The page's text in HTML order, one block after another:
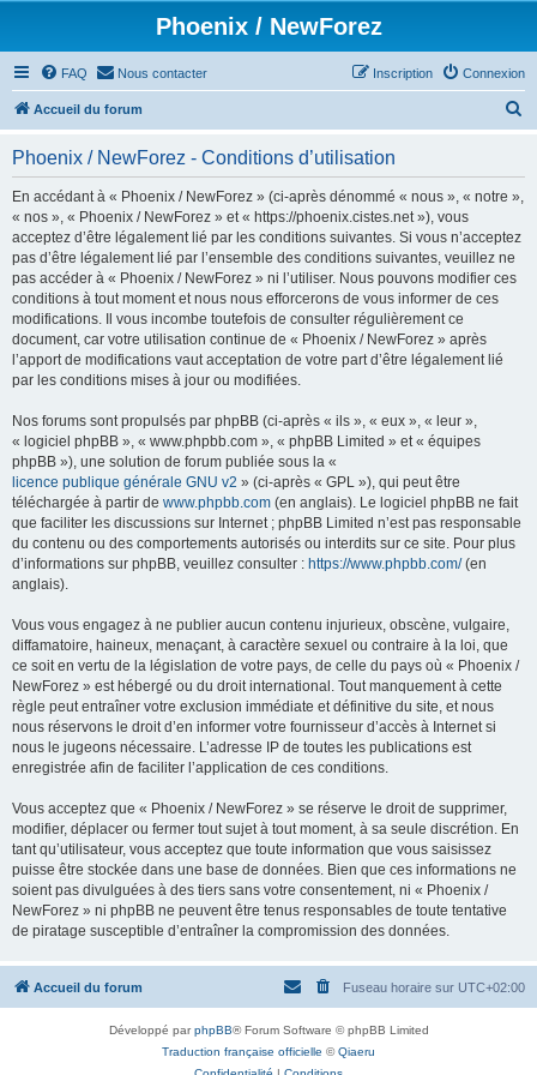
Phoenix / NewForez
FAQ Nous contacter Connexion
Inscription
Accueil du forum
Phoenix / NewForez - Conditions d’utilisation
En accédant à « Phoenix / NewForez » (ci-après dénommé « nous », « notre »,
« nos », « Phoenix / NewForez » et « https://phoenix.cistes.net »), vous
acceptez d’être légalement lié par les conditions suivantes. Si vous n’acceptez
pas d’être légalement lié par l’ensemble des conditions suivantes, veuillez ne
pas accéder à « Phoenix / NewForez » ni l’utiliser. Nous pouvons modifier ces
conditions à tout moment et nous nous efforcerons de vous informer de ces
modifications. Il vous incombe toutefois de consulter régulièrement ce
document, car votre utilisation continue de « Phoenix / NewForez » après
l’apport de modifications vaut acceptation de votre part d’être légalement lié
par les conditions mises à jour ou modifiées.
Nos forums sont propulsés par phpBB (ci-après « ils », « eux », « leur »,
« logiciel phpBB », « www.phpbb.com », « phpBB Limited » et « équipes
phpBB »), une solution de forum publiée sous la «
licence publique générale GNU v2 » (ci-après « GPL »), qui peut être
téléchargée à partir de www.phpbb.com (en anglais). Le logiciel phpBB ne fait
que faciliter les discussions sur Internet ; phpBB Limited n’est pas responsable
du contenu ou des comportements autorisés ou interdits sur ce site. Pour plus
d’informations sur phpBB, veuillez consulter : https://www.phpbb.com/(en
anglais).
Vous vous engagez à ne publier aucun contenu injurieux, obscène, vulgaire,
diffamatoire, haineux, menaçant, à caractère sexuel ou contraire à la loi, que
ce soit en vertu de la législation de votre pays, de celle du pays où « Phoenix /
NewForez » est hébergé ou du droit international. Tout manquement à cette
règle peut entraîner votre exclusion immédiate et définitive du site, et nous
nous réservons le droit d’en informer votre fournisseur d’accès à Internet si
nous le jugeons nécessaire. L’adresse IP de toutes les publications est
enregistrée afin de faciliter l’application de ces conditions.
Vous acceptez que « Phoenix / NewForez » se réserve le droit de supprimer,
modifier, déplacer ou fermer tout sujet à tout moment, à sa seule discrétion. En
tant qu’utilisateur, vous acceptez que toute information que vous saisissez
puisse être stockée dans une base de données. Bien que ces informations ne
soient pas divulguées à des tiers sans votre consentement, ni « Phoenix /
NewForez » ni phpBB ne peuvent être tenus responsables de toute tentative
de piratage susceptible d’entraîner la compromission des données.
Accueil du forum Fuseau horaire sur UTC+02:00
Développé parphpBB® Forum Software © phpBB Limited
Traduction française officielle ©Qiaeru